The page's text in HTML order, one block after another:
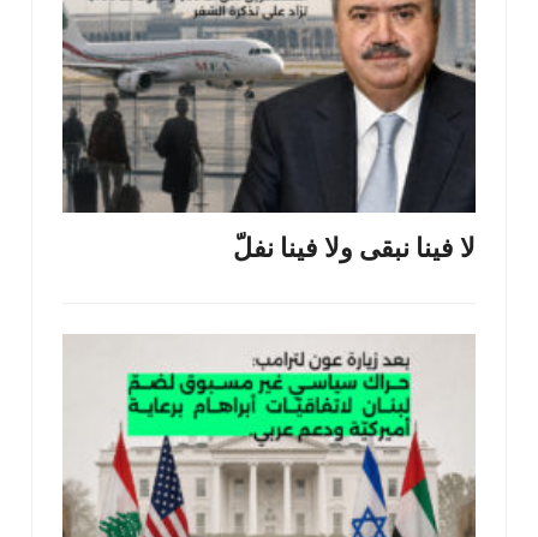
لا فينا نبقى ولا فينا نفلّ